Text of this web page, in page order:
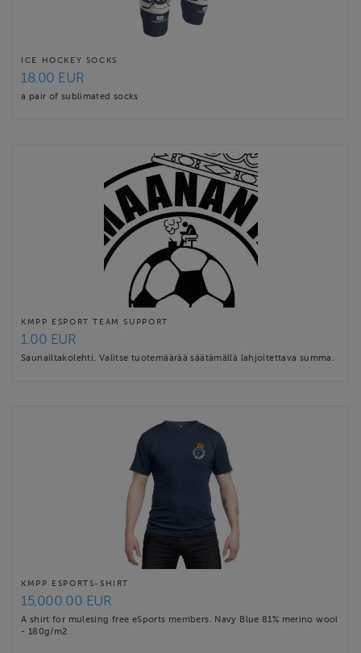
ICE HOCKEY SOCKS
18.00 EUR
a pair of sublimated socks
KMPP ESPORT TEAM SUPPORT
1.00 EUR
Saunailtakolehti. Valitse tuotemäärää säätämällä lahjoitettava summa.
KMPP ESPORTS-SHIRT
15,000.00 EUR
A shirt for mulesing free eSports members. Navy Blue 81% merino wool
- 180g/m2